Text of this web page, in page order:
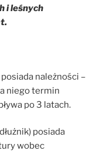
i leśnych
należności –
niego termin
po 3 latach.
posiada
wobec